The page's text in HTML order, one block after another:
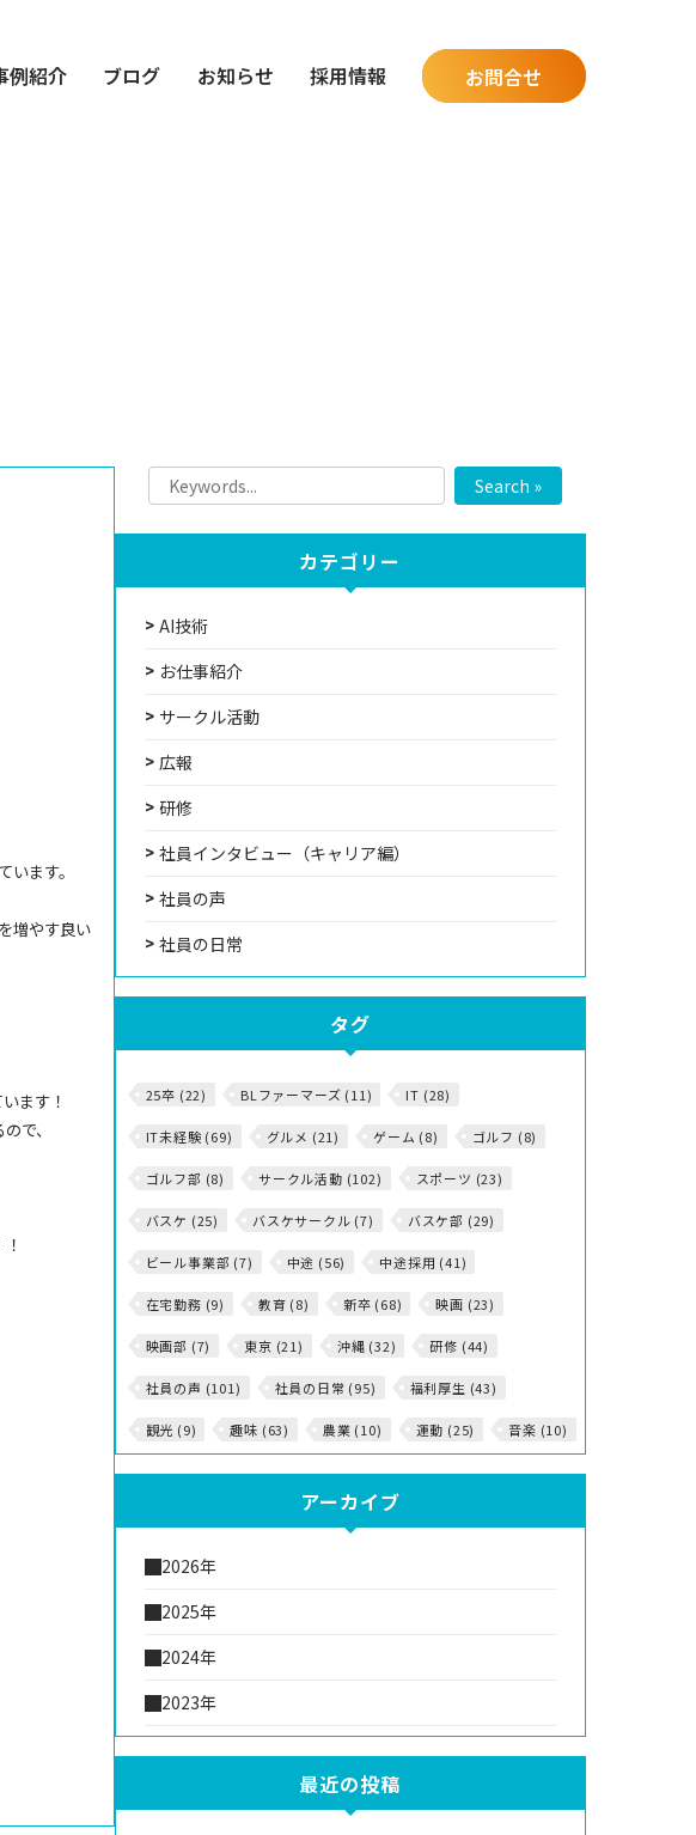
例紹介 ブログ お知らせ 採用情報 お問合せ
ます。
増やす良い
ます！
で、
Search »
カテゴリー
AI技術
お仕事紹介
サークル活動
広報
研修
社員インタビュー（キャリア編）
社員の声
社員の日常
タグ
25卒 (22) BLファーマーズ (11) IT (28)
IT未経験 (69) グルメ (21) ゲーム (8) ゴルフ (8)
ゴルフ部 (8) サークル活動 (102) スポーツ (23)
バスケ (25) バスケサークル (7) バスケ部 (29)
ビール事業部 (7) 中途 (56) 中途採用 (41)
在宅勤務 (9) 教育 (8) 新卒 (68) 映画 (23)
映画部 (7) 東京 (21) 沖縄 (32) 研修 (44)
社員の声 (101) 社員の日常 (95) 福利厚生 (43)
観光 (9) 趣味 (63) 農業 (10) 運動 (25) 音楽 (10)
アーカイブ
2026年
2025年
2024年
2023年
最近の投稿